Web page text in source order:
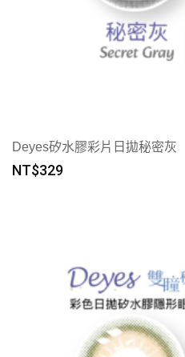
Deyes矽水膠彩片日拋秘密灰
NT$329